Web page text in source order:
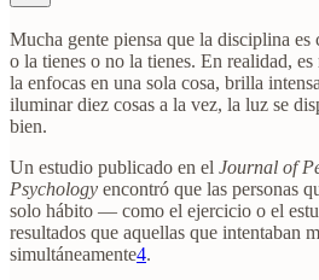
Mucha gente piensa que la disciplina
o la tienes o no la tienes. En realidad,
la enfocas en una sola cosa, brilla
iluminar diez cosas a la vez, la luz se
bien.
Un estudio publicado en el Journal of
Psychology encontró que las personas
solo hábito — como el ejercicio o el
resultados que aquellas que intentaban
simultáneamente4.